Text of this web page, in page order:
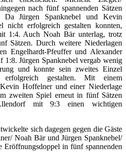
nach fünf spannenden Sätzen
Da Jürgen Spanknebel und Kevin
nicht erfolgreich gestalten konnten,
1:4. Auch Noah Bär unterlag, trotz
Sätzen. Durch weitere Niederlagen
Engelhardt-Pfeuffer und Alexander
1:8. Jürgen Spanknebel vergab wenig
und konnte sein zweites Einzel
gestalten. Mit einem
Hoffelner und einer Niederlage
zweiten Spiel erneut in fünf Sätzen
mit 9:3 einen wichtigen
sich dagegen gegen die Gäste
Noah Bär und Jürgen Spanknebel/
in fünf spannenden